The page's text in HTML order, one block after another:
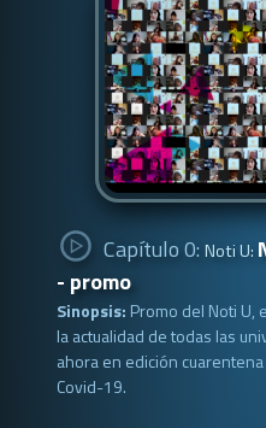
Capítulo 0: Noti U:
- promo
Sinopsis: Promo del Noti U,
la actualidad de todas las
ahora en edición
Covid-19.